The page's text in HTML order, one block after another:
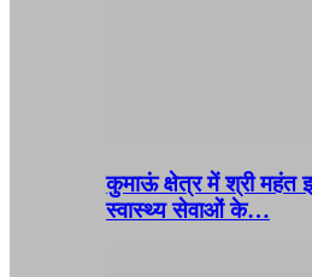
कुमाऊं क्षेत्र में श्री महंत
स्वास्थ्य सेवाओं के…